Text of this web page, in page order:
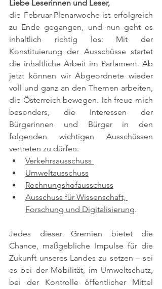
Liebe Leserinnen und Leser,
die Februar-Plenarwoche ist erfolgreich
zu Ende gegangen, und nun geht es
inhaltlich richtig los: Mit der
Konstituierung der Ausschüsse startet
die inhaltliche Arbeit im Parlament. Ab
jetzt können wir Abgeordnete wieder
voll und ganz an den Themen arbeiten,
die Österreich bewegen. Ich freue mich
besonders, die Interessen der
Bürgerinnen und Bürger in den
folgenden wichtigen Ausschüssen
vertreten zu dürfen:
Verkehrsausschuss
Umweltausschuss
Rechnungshofausschuss
Ausschuss für Wissenschaft,
Forschung und Digitalisierung.
Jedes dieser Gremien bietet die
Chance, maßgebliche Impulse für die
Zukunft unseres Landes zu setzen – sei
es bei der Mobilität, im Umweltschutz,
bei der Kontrolle öffentlicher Mittel